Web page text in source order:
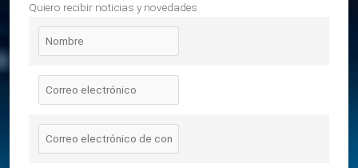
Quiero recibir noticias y novedades